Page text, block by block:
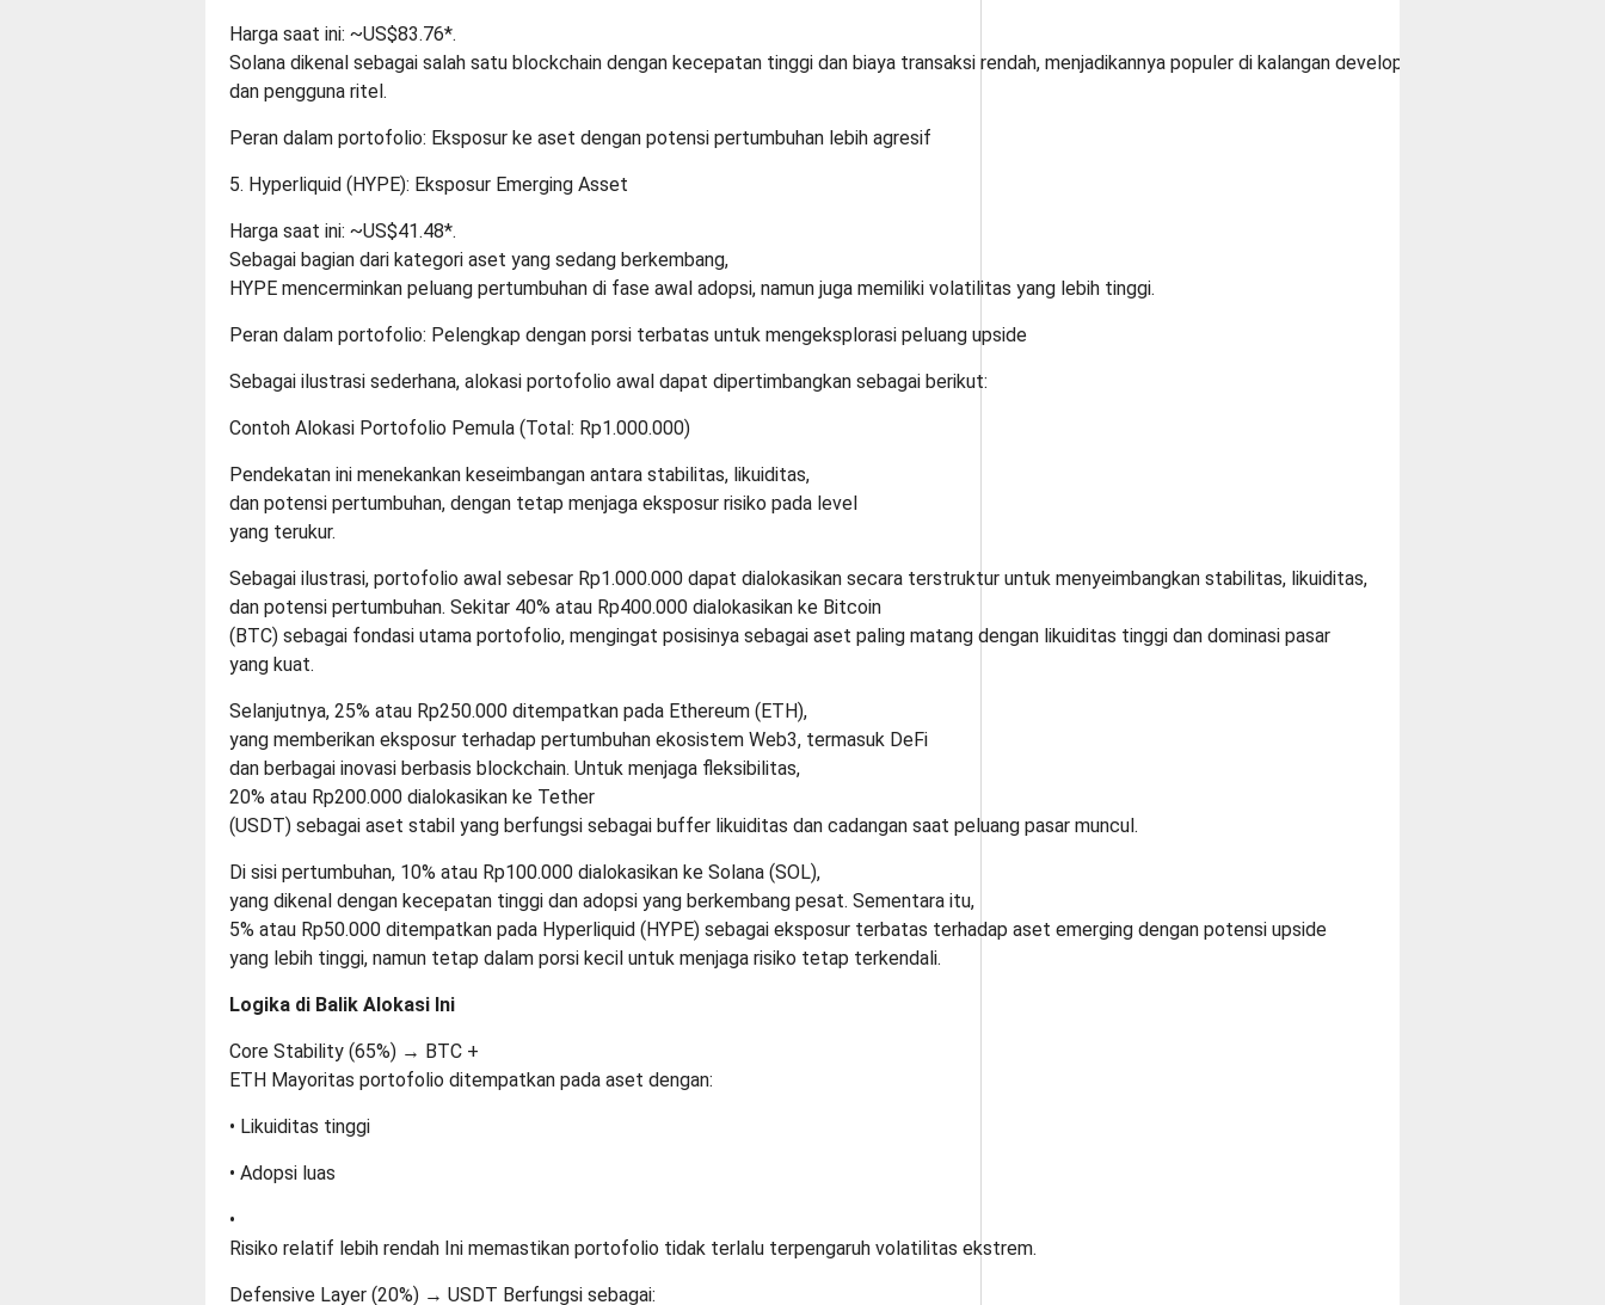
Harga saat ini: ~US$83.76*.
Solana dikenal sebagai salah satu blockchain dengan kecepatan tinggi dan biaya transaksi rendah, menjadikannya populer di kalangan developer
dan pengguna ritel.
Peran dalam portofolio: Eksposur ke aset dengan potensi pertumbuhan lebih agresif
5. Hyperliquid (HYPE): Eksposur Emerging Asset
Harga saat ini: ~US$41.48*.
Sebagai bagian dari kategori aset yang sedang berkembang,
HYPE mencerminkan peluang pertumbuhan di fase awal adopsi, namun juga memiliki volatilitas yang lebih tinggi.
Peran dalam portofolio: Pelengkap dengan porsi terbatas untuk mengeksplorasi peluang upside
Sebagai ilustrasi sederhana, alokasi portofolio awal dapat dipertimbangkan sebagai berikut:
Contoh Alokasi Portofolio Pemula (Total: Rp1.000.000)
Pendekatan ini menekankan keseimbangan antara stabilitas, likuiditas,
dan potensi pertumbuhan, dengan tetap menjaga eksposur risiko pada level
yang terukur.
Sebagai ilustrasi, portofolio awal sebesar Rp1.000.000 dapat dialokasikan secara terstruktur untuk menyeimbangkan stabilitas, likuiditas,
dan potensi pertumbuhan. Sekitar 40% atau Rp400.000 dialokasikan ke Bitcoin
(BTC) sebagai fondasi utama portofolio, mengingat posisinya sebagai aset paling matang dengan likuiditas tinggi dan dominasi pasar
yang kuat.
Selanjutnya, 25% atau Rp250.000 ditempatkan pada Ethereum (ETH),
yang memberikan eksposur terhadap pertumbuhan ekosistem Web3, termasuk DeFi
dan berbagai inovasi berbasis blockchain. Untuk menjaga fleksibilitas,
20% atau Rp200.000 dialokasikan ke Tether
(USDT) sebagai aset stabil yang berfungsi sebagai buffer likuiditas dan cadangan saat peluang pasar muncul.
Di sisi pertumbuhan, 10% atau Rp100.000 dialokasikan ke Solana (SOL),
yang dikenal dengan kecepatan tinggi dan adopsi yang berkembang pesat. Sementara itu,
5% atau Rp50.000 ditempatkan pada Hyperliquid (HYPE) sebagai eksposur terbatas terhadap aset emerging dengan potensi upside
yang lebih tinggi, namun tetap dalam porsi kecil untuk menjaga risiko tetap terkendali.
Logika di Balik Alokasi Ini
Core Stability (65%) → BTC +
ETH Mayoritas portofolio ditempatkan pada aset dengan:
• Likuiditas tinggi
• Adopsi luas
•
Risiko relatif lebih rendah Ini memastikan portofolio tidak terlalu terpengaruh volatilitas ekstrem.
Defensive Layer (20%) → USDT Berfungsi sebagai: